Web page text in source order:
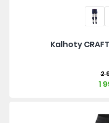
Kalhoty
2
1